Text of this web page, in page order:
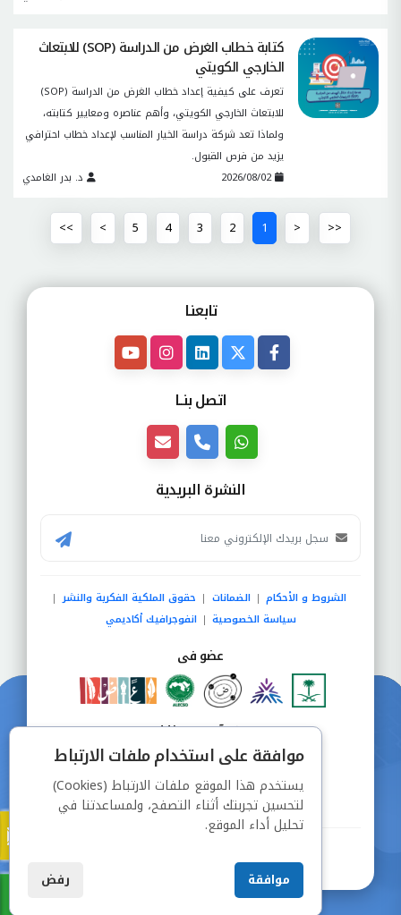
كتابة خطاب الغرض من الدراسة (SOP) للابتعاث
الخارجي الكويتي
تعرف على كيفية إعداد خطاب الغرض من الدراسة (SOP)
للابتعاث الخارجي الكويتي، وأهم عناصره ومعايير كتابته،
ولماذا تعد شركة دراسة الخيار المناسب لإعداد خطاب احترافي
يزيد من فرص القبول.
2026/08/02
د. بدر الغامدي
<<
<
1
2
3
4
5
>
>>
تابعنـا
اتصل بنــا
النشرة البريدية
الشروط و الأحكام | الضمانات | حقوق الملكية الفكرية والنشر |
سياسة الخصوصية | انفوجرافيك أكاديمي
عضو فى
دفع آمن من خلال
موافقة على استخدام ملفات الارتباط
يستخدم هذا الموقع ملفات الارتباط (Cookies)
لتحسين تجربتك أثناء التصفح، ولمساعدتنا في
تحليل أداء الموقع.
موافقة رفض